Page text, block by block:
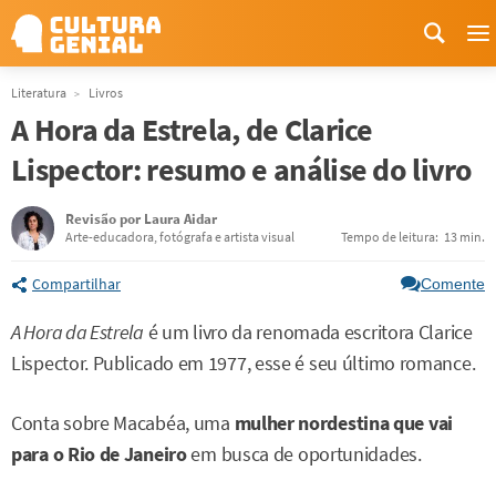
Literatura Livros
A Hora da Estrela, de Clarice
Lispector: resumo e análise do livro
Revisão por Laura Aidar
Arte-educadora, fotógrafa e artista visual Tempo de leitura: 13 min.
Compartilhar Comente
A Hora da Estrela é um livro da renomada escritora Clarice
Lispector. Publicado em 1977, esse é seu último romance.
Conta sobre Macabéa, uma mulher nordestina que vai
para o Rio de Janeiroem busca de oportunidades.